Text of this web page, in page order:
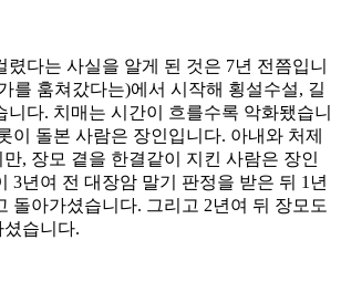
렸다는 사실을 알게 된 것은 7년 전쯤입니
를 훔쳐갔다는)에서 시작해 횡설수설, 길
니다. 치매는 시간이 흐를수록 악화됐습니
이 돌본 사람은 장인입니다. 아내와 처제
, 장모 곁을 한결같이 지킨 사람은 장인
3년여 전 대장암 말기 판정을 받은 뒤 1년
돌아가셨습니다. 그리고 2년여 뒤 장모도
습니다.